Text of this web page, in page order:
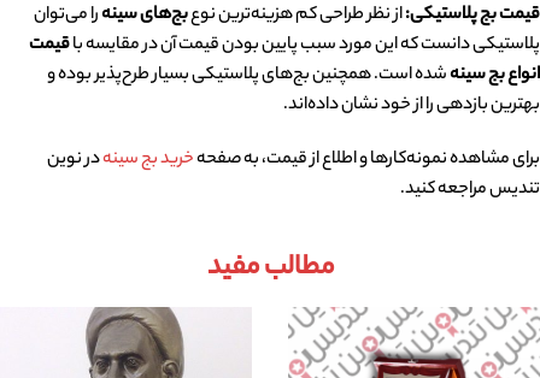
قیمت بج پلاستیکی:از نظر طراحی کم هزینه‌ترین نوعبج‌های سینهرا می‌توان
پلاستیکی دانست که این مورد سبب پایین بودن قیمت آن در مقایسه باقیمت
انواع بج سینهشده است. همچنین بج‌های پلاستیکی بسیار طرح‌پذیر بوده و
بهترین بازدهی را از خود نشان داده‌اند.
برای مشاهده نمونه‌کارها و اطلاع از قیمت، به صفحهخرید بج سینهدر نوین
تندیس مراجعه کنید.
مطالب مفید